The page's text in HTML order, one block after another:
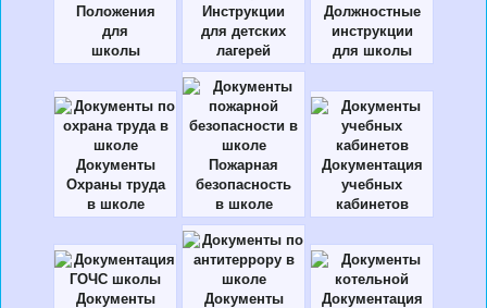
Положения
для
школы
Инструкции
для детских
лагерей
Должностные
инструкции
для школы
Документы
Охраны труда
в школе
Пожарная
безопасность
в школе
Документация
учебных
кабинетов
Документы
Документы
Документация